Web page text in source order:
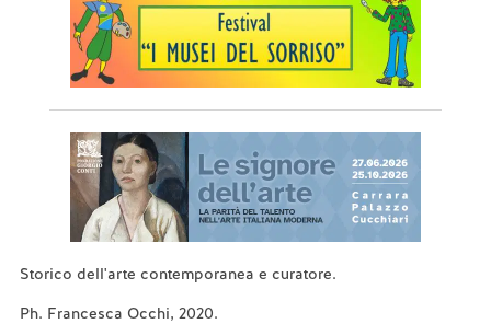
Storico dell'arte contemporanea e curatore.
Ph. Francesca Occhi, 2020.